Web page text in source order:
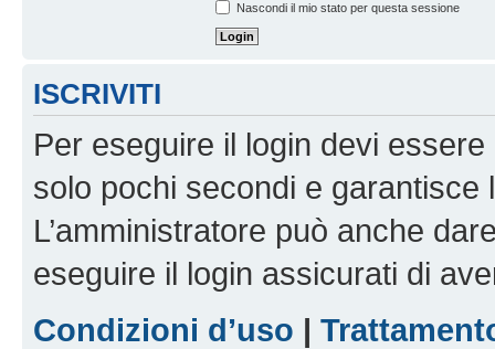
Nascondi il mio stato per questa sessione
ISCRIVITI
Per eseguire il login devi
solo pochi secondi e garantisce
L’amministratore può anche
eseguire il login assicurati di
Condizioni d’uso |